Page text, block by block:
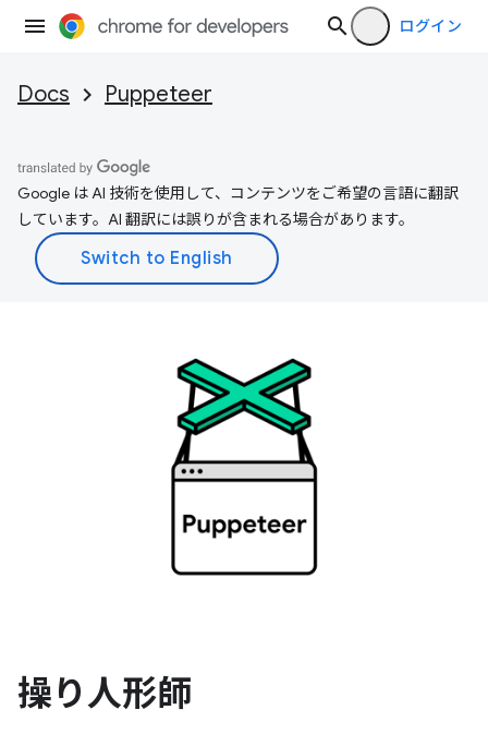
ログイン
Docs Puppeteer
Google は AI 技術を使用して、コンテンツをご希望の言語に翻訳
しています。AI 翻訳には誤りが含まれる場合があります。
操り人形師